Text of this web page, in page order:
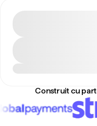
Construit cu